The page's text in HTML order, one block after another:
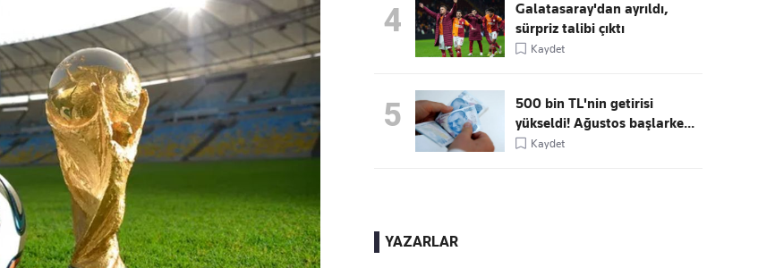
4
Galatasaray'dan ayrıldı,
sürpriz talibi çıktı
Kaydet
5
500 bin TL'nin getirisi
yükseldi! Ağustos başlarke...
Kaydet
YAZARLAR